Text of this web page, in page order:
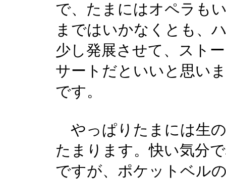
で、たまにはオペラも
まではいかなくとも、
少し発展させて、スト
サートだといいと思い
です。
やっぱりたまには生
たまります。快い気分
ですが、ポケットベル